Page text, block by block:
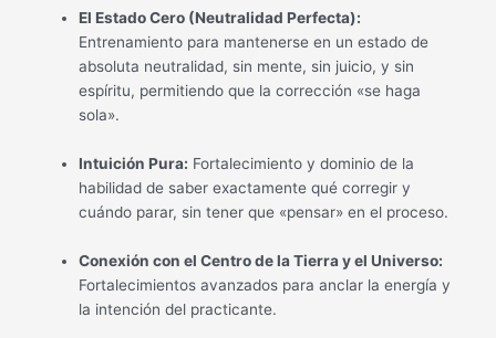
El Estado Cero (Neutralidad Perfecta):
Entrenamiento para mantenerse en un estado de
absoluta neutralidad, sin mente, sin juicio, y sin
espíritu, permitiendo que la corrección «se haga
sola».
Intuición Pura: Fortalecimiento y dominio de la
habilidad de saber exactamente qué corregir y
cuándo parar, sin tener que «pensar» en el proceso.
Conexión con el Centro de la Tierra y el Universo:
Fortalecimientos avanzados para anclar la energía y
la intención del practicante.